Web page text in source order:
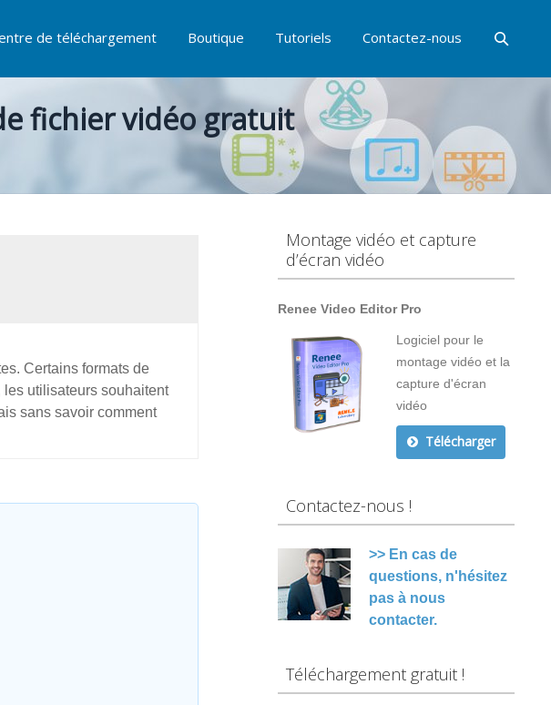
de téléchargement Boutique Tutoriels Contactez-nous
fichier vidéo gratuit
Certains formats de
les utilisateurs souhaitent
sans savoir comment
Montage vidéo et capture
d’écran vidéo
Renee Video Editor Pro
Logiciel pour le
montage vidéo et la
capture d'écran
vidéo
Télécharger
Contactez-nous !
>> En cas de
questions, n'hésitez
pas à nous
contacter.
Téléchargement gratuit !